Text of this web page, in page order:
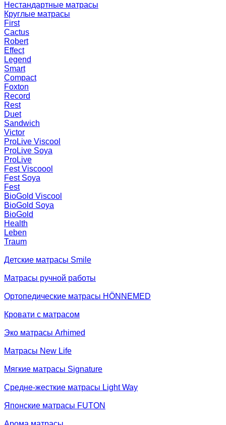
Нестандартные матрасы
Круглые матрасы
First
Cactus
Robert
Effect
Legend
Smart
Compact
Foxton
Record
Rest
Duet
Sandwich
Victor
ProLive Viscool
ProLive Soya
ProLive
Fest Viscoool
Fest Soya
Fest
BioGold Viscool
BioGold Soya
BioGold
Health
Leben
Traum
Детские матрасы Smile
Матрасы ручной работы
Ортопедические матрасы HÖNNEMED
Кровати с матрасом
Эко матрасы Arhimed
Матрасы New Life
Мягкие матрасы Signature
Средне-жесткие матрасы Light Way
Японские матрасы FUTON